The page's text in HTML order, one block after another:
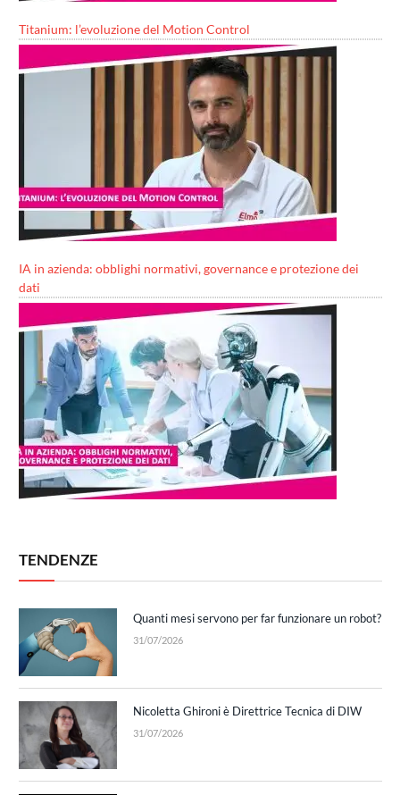
Titanium: l’evoluzione del Motion Control
IA in azienda: obblighi normativi, governance e protezione dei
dati
TENDENZE
Quanti mesi servono per far funzionare un robot?
31/07/2026
Nicoletta Ghironi è Direttrice Tecnica di DIW
31/07/2026